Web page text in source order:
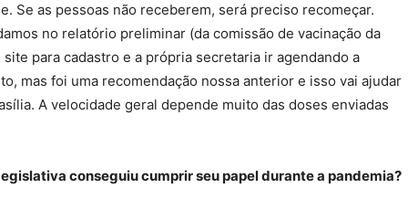
Se as pessoas não receberem, será preciso recomeçar.
no relatório preliminar (da comissão de vacinação da
para cadastro e a própria secretaria ir agendando a
mas foi uma recomendação nossa anterior e isso vai ajudar
A velocidade geral depende muito das doses enviadas
conseguiu cumprir seu papel durante a pandemia?